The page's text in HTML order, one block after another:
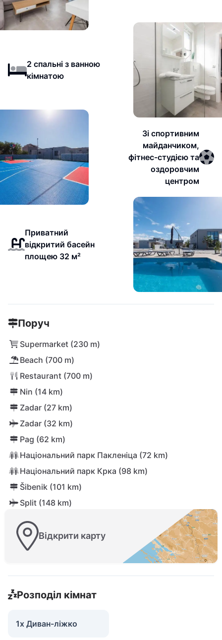
2 спальні з ванною
кімнатою
Зі спортивним
майданчиком,
фітнес-студією та
оздоровчим
центром
Приватний
відкритий басейн
площею 32 м²
Поруч
Supermarket (230 m)
Beach (700 m)
Restaurant (700 m)
Nin (14 km)
Zadar (27 km)
Zadar (32 km)
Pag (62 km)
Національний парк Пакленіца (72 km)
Національний парк Крка (98 km)
Šibenik (101 km)
Split (148 km)
Відкрити карту
Розподіл кімнат
1x Диван-ліжко